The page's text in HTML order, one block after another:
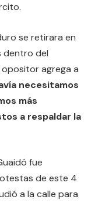
se retirara en
dentro del
opositor agrega a
necesitamos
más
a respaldar la
fue
de este 4
a la calle para